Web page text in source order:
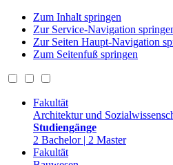
Zum Inhalt springen
Zur Service-Navigation
Zur Seiten Haupt-Navigation
Zum Seitenfuß springen
Fakultät
Architektur und
Studiengänge
2 Bachelor | 2 Master
Fakultät